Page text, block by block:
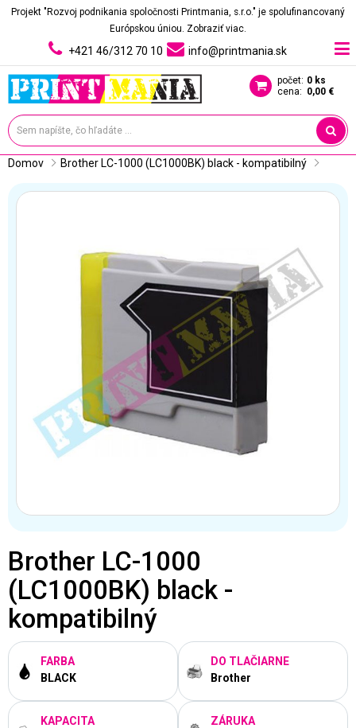
Projekt "Rozvoj podnikania spoločnosti Printmania, s.r.o." je spolufinancovaný
Európskou úniou. Zobraziť viac.
+421 46/312 70 10 info@printmania.sk
počet: 0 ks
cena: 0,00 €
Domov Brother LC-1000 (LC1000BK) black - kompatibilný
Brother LC-1000
(LC1000BK) black -
kompatibilný
FARBA
BLACK
DO TLAČIARNE
Brother
KAPACITA
ZÁRUKA